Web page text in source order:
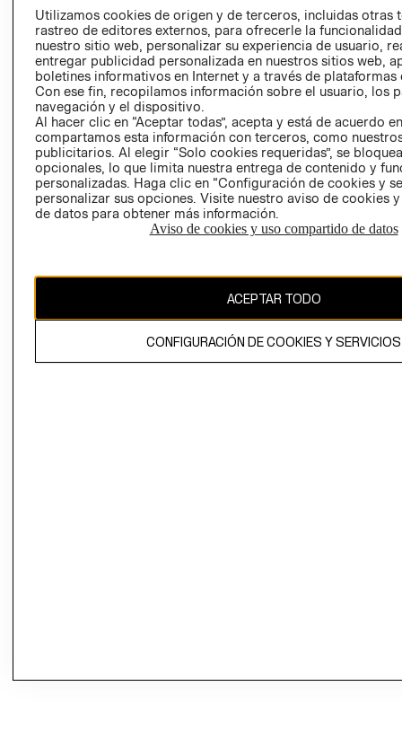
PETICIONES
QUEJAS Y
RECLAMOS
Colombia ($)
CAMBIAR REGIÓN
El contenido de esta página web está protegido por copyright y es
propiedad de H&M Hennes & Mauritz AB.
Utilizamos cookies de origen y de terceros, incluidas otras
rastreo de editores externos, para ofrecerle la
nuestro sitio web, personalizar su experiencia de usuario,
entregar publicidad personalizada en nuestros sitios web,
boletines informativos en Internet y a través de plataformas
Con ese fin, recopilamos información sobre el usuario, los
navegación y el dispositivo.
Al hacer clic en “Aceptar todas”, acepta y está de acuerdo
compartamos esta información con terceros, como
publicitarios. Al elegir “Solo cookies requeridas”, se
opcionales, lo que limita nuestra entrega de contenido y
personalizadas. Haga clic en “Configuración de cookies y
personalizar sus opciones. Visite nuestro aviso de cookies
de datos para obtener más información.
Aviso de cookies y uso compartido de datos
ACEPTAR TODO
CONFIGURACIÓN DE COOKIES Y SERVICIOS